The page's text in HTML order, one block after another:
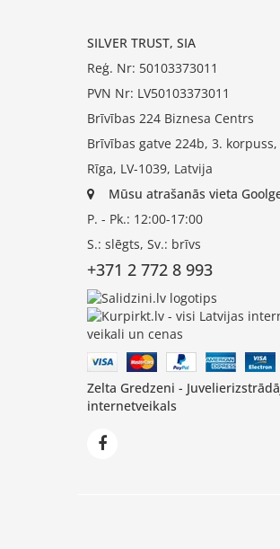
SILVER TRUST, SIA
Reģ. Nr: 50103373011
PVN Nr: LV50103373011
Brīvības 224 Biznesa Centrs
Brīvības gatve 224b, 3. korpuss,
Rīga, LV-1039, Latvija
Mūsu atrašanās vieta
P. - Pk.: 12:00-17:00
S.: slēgts, Sv.: brīvs
+371 2 772 8 993
Zelta Gredzeni -
internetveikals